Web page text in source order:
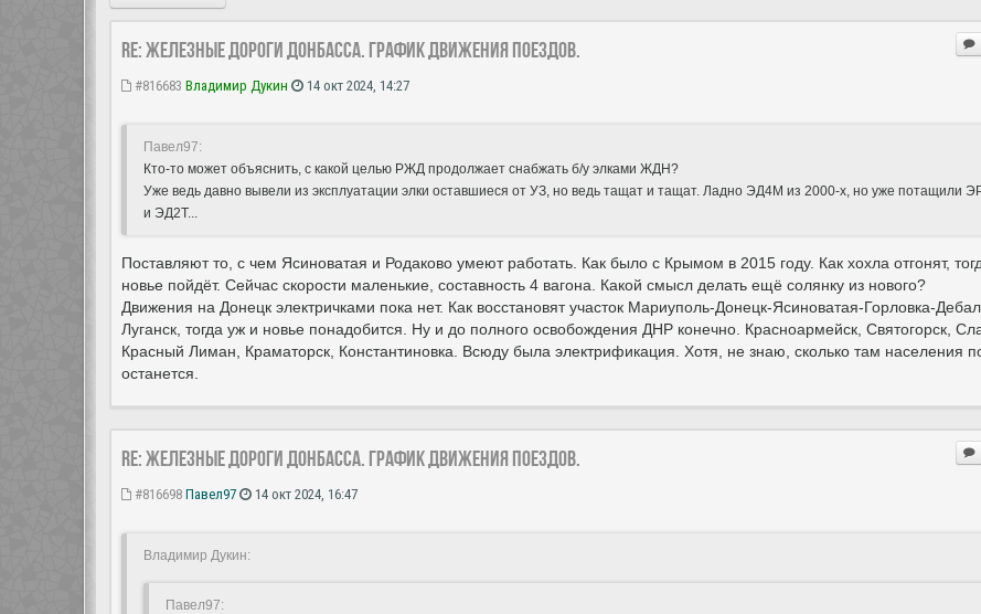
Re: Железные дороги Донбасса. График движения поездов.
#816683 Владимир Дукин 14 окт 2024, 14:27
Павел97:
Кто-то может объяснить, с какой целью РЖД продолжает снабжать б/у элками ЖДН?
Уже ведь давно вывели из эксплуатации элки оставшиеся от УЗ, но ведь тащат и тащат. Ладно ЭД4М из 2000-х, но уже потащили
и ЭД2Т...
Поставляют то, с чем Ясиноватая и Родаково умеют работать. Как было с Крымом в 2015 году. Как хохла отгонят,
новье пойдёт. Сейчас скорости маленькие, составность 4 вагона. Какой смысл делать ещё солянку из нового?
Движения на Донецк электричками пока нет. Как восстановят участок Мариуполь-Донецк-Ясиноватая-Горловка-
Луганск, тогда уж и новье понадобится. Ну и до полного освобождения ДНР конечно. Красноармейск, Святогорск,
Красный Лиман, Краматорск, Константиновка. Всюду была электрификация. Хотя, не знаю, сколько там населения
останется.
Re: Железные дороги Донбасса. График движения поездов.
#816698 Павел97 14 окт 2024, 16:47
Владимир Дукин:
Павел97: